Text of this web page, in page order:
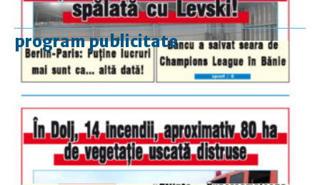
program publicitate
luni-vineri
9.00 - 17.00
duminică
9.00 - 12.00